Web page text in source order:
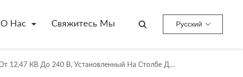
О Нас Свяжитесь Мы Русский
Устойчивый К Тропическому Климату 50 КВА Однофазный Трансформатор От 12,47 КВ До 240 В, Установленный На Столбе Для Домашнего Распределения Электроэнергии